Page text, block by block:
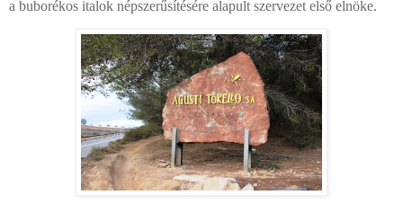
a buborékos italok népszerűsítésére alapult szervezet első elnöke.